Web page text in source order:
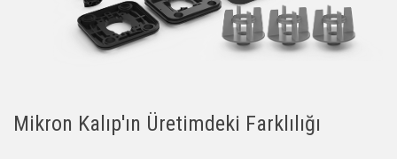
Mikron Kalıp'ın Üretimdeki Farklılığı